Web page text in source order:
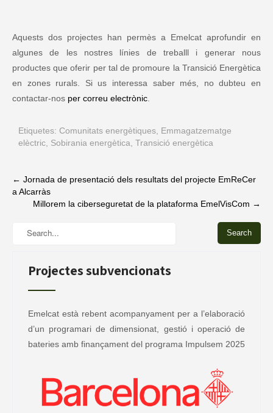
Aquests dos projectes han permès a Emelcat aprofundir en
algunes de les nostres línies de treballl i generar nous
productes que oferir per tal de promoure la Transició Energètica
en zones rurals. Si us interessa saber més, no dubteu en
contactar-nos per correu electrònic
Etiquetes: Comunitats energètiques Emmagatzematge
elèctric Sobirania energètica Transició energètica
Post
navigation
← Jornada de presentació dels resultats del projecte EmReCer
a Alcarràs
Millorem la ciberseguretat de la plataforma EmelVisCom →
Projectes subvencionats
Emelcat està rebent acompanyament per a l’elaboració
d’un programari de dimensionat, gestió i operació de
bateries amb finançament del programa Impulsem 2025